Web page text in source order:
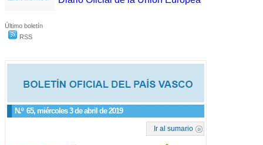
Último boletín
RSS
N.º 65, miércoles 3 de abril de 2019
Ir al sumario